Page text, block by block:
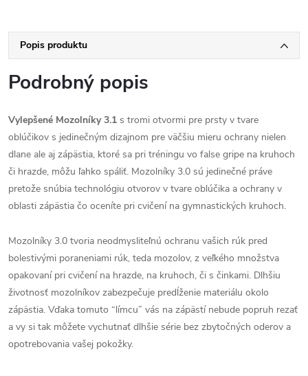
Popis produktu
Podrobný popis
Vylepšené Mozolníky 3.1 s tromi otvormi pre prsty v tvare
oblúčikov s jedinečným dizajnom pre väčšiu mieru ochrany nielen
dlane ale aj zápästia, ktoré sa pri tréningu vo false gripe na kruhoch
či hrazde, môžu ľahko spáliť. Mozolníky 3.0 sú jedinečné práve
pretože snúbia technológiu otvorov v tvare oblúčika a ochrany v
oblasti zápästia čo oceníte pri cvičení na gymnastických kruhoch.
Mozolníky 3.0 tvoria neodmysliteľnú ochranu vašich rúk pred
bolestivými poraneniami rúk, teda mozolov, z veľkého množstva
opakovaní pri cvičení na hrazde, na kruhoch, či s činkami. Dlhšiu
životnosť mozolníkov zabezpečuje predĺženie materiálu okolo
zápästia. Vďaka tomuto “límcu” vás na zápästí nebude popruh rezať
a vy si tak môžete vychutnať dlhšie série bez zbytočných oderov a
opotrebovania vašej pokožky.